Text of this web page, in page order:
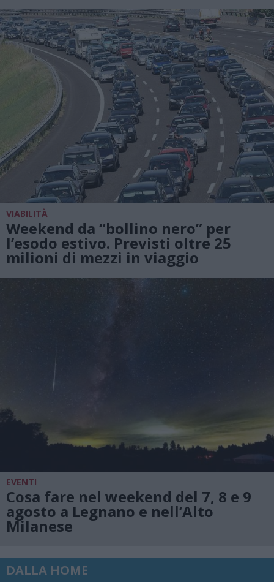
VIABILITÀ
Weekend da “bollino nero” per
l’esodo estivo. Previsti oltre 25
milioni di mezzi in viaggio
EVENTI
Cosa fare nel weekend del 7, 8 e 9
agosto a Legnano e nell’Alto
Milanese
DALLA HOME